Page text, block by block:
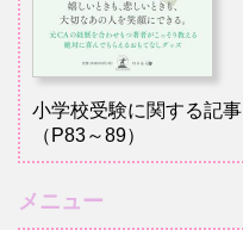
小学校受験に関する記事
（P83～89）
メニュー